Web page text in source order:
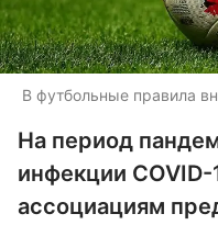
В футбольные правила
На период
инфекции
ассоциациям